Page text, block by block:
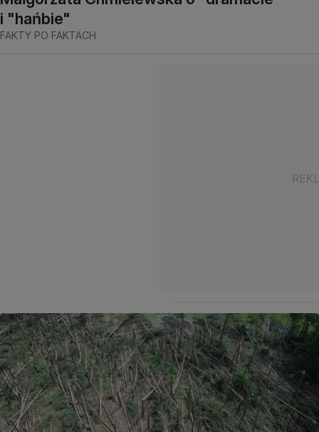
i "hańbie"
FAKTY PO FAKTACH